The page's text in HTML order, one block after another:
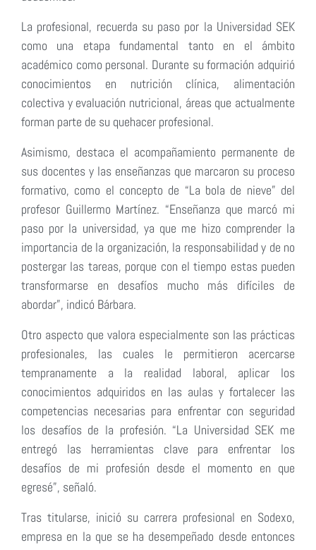
La profesional, recuerda su paso por la Universidad SEK
como una etapa fundamental tanto en el ámbito
académico como personal. Durante su formación adquirió
conocimientos en nutrición clínica, alimentación
colectiva y evaluación nutricional, áreas que actualmente
forman parte de su quehacer profesional.
Asimismo, destaca el acompañamiento permanente de
sus docentes y las enseñanzas que marcaron su proceso
formativo, como el concepto de “La bola de nieve” del
profesor Guillermo Martínez. “Enseñanza que marcó mi
paso por la universidad, ya que me hizo comprender la
importancia de la organización, la responsabilidad y de no
postergar las tareas, porque con el tiempo estas pueden
transformarse en desafíos mucho más difíciles de
abordar”, indicó Bárbara.
Otro aspecto que valora especialmente son las prácticas
profesionales, las cuales le permitieron acercarse
tempranamente a la realidad laboral, aplicar los
conocimientos adquiridos en las aulas y fortalecer las
competencias necesarias para enfrentar con seguridad
los desafíos de la profesión. “La Universidad SEK me
entregó las herramientas clave para enfrentar los
desafíos de mi profesión desde el momento en que
egresé”, señaló.
Tras titularse, inició su carrera profesional en Sodexo,
empresa en la que se ha desempeñado desde entonces